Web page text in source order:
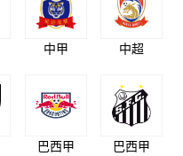
中甲 中超
巴西甲 巴西甲